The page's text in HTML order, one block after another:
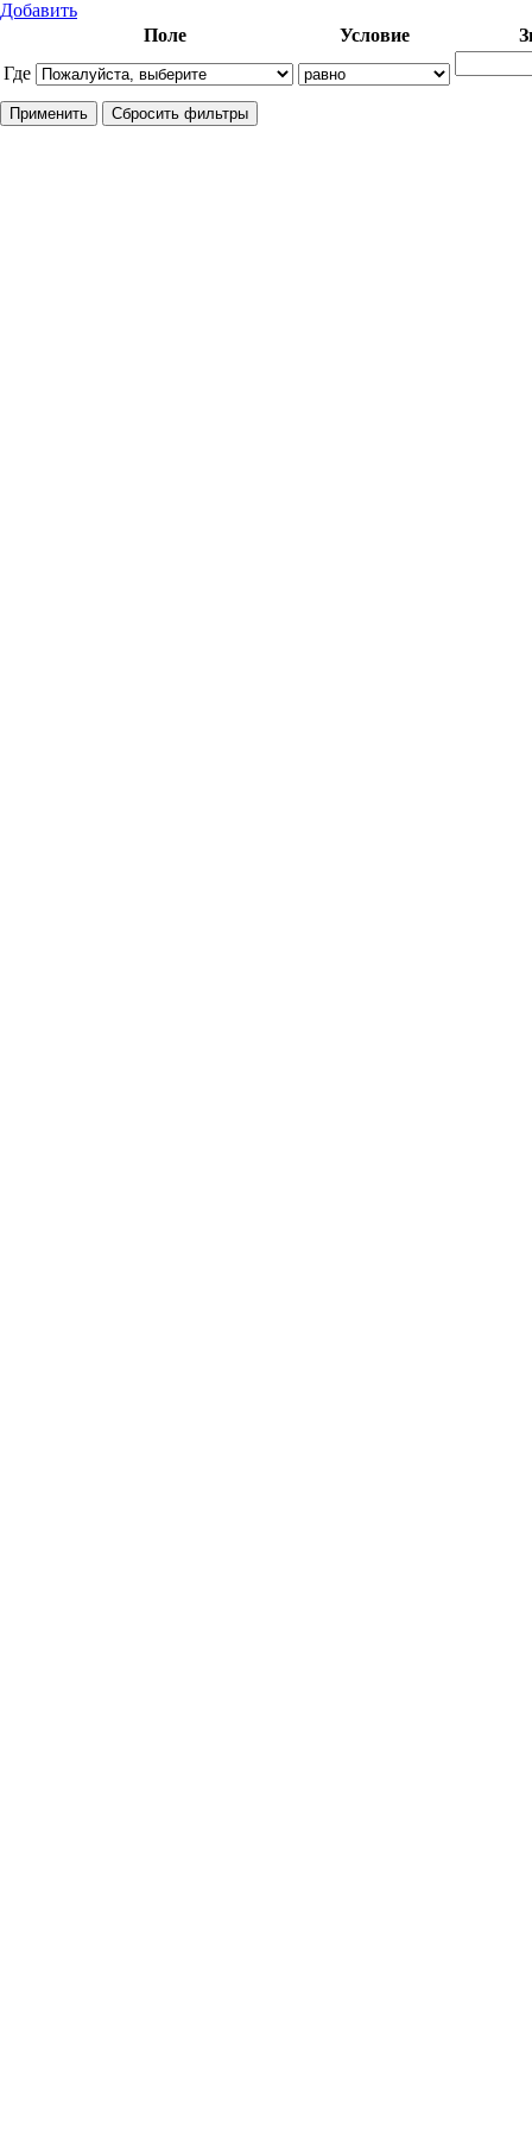
Добавить
Где
Поле Условие